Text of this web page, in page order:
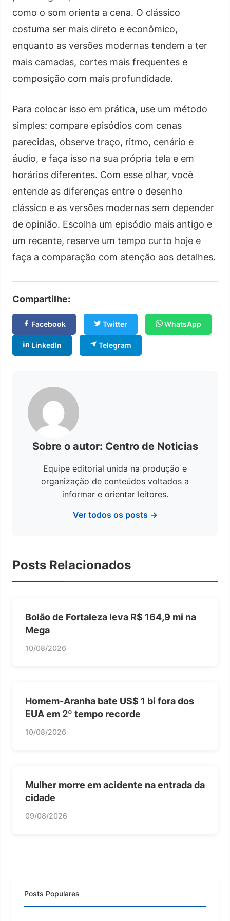
como o som orienta a cena. O clássico
costuma ser mais direto e econômico,
enquanto as versões modernas tendem a ter
mais camadas, cortes mais frequentes e
composição com mais profundidade.
Para colocar isso em prática, use um método
simples: compare episódios com cenas
parecidas, observe traço, ritmo, cenário e
áudio, e faça isso na sua própria tela e em
horários diferentes. Com esse olhar, você
entende as diferenças entre o desenho
clássico e as versões modernas sem depender
de opinião. Escolha um episódio mais antigo e
um recente, reserve um tempo curto hoje e
faça a comparação com atenção aos detalhes.
Compartilhe:
Facebook Twitter WhatsApp
LinkedIn Telegram
Sobre o autor: Centro de Noticias
Equipe editorial unida na produção e
organização de conteúdos voltados a
informar e orientar leitores.
Ver todos os posts →
Posts Relacionados
Bolão de Fortaleza leva R$ 164,9 mi na
Mega
10/08/2026
Homem-Aranha bate US$ 1 bi fora dos
EUA em 2º tempo recorde
10/08/2026
Mulher morre em acidente na entrada da
cidade
09/08/2026
Posts Populares